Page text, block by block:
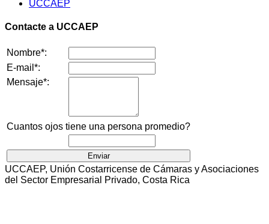
UCCAEP
Contacte a UCCAEP
Nombre*:
E-mail*:
Mensaje*:
Cuantos ojos tiene una persona promedio?
UCCAEP, Unión Costarricense de Cámaras y Asociaciones
del Sector Empresarial Privado, Costa Rica